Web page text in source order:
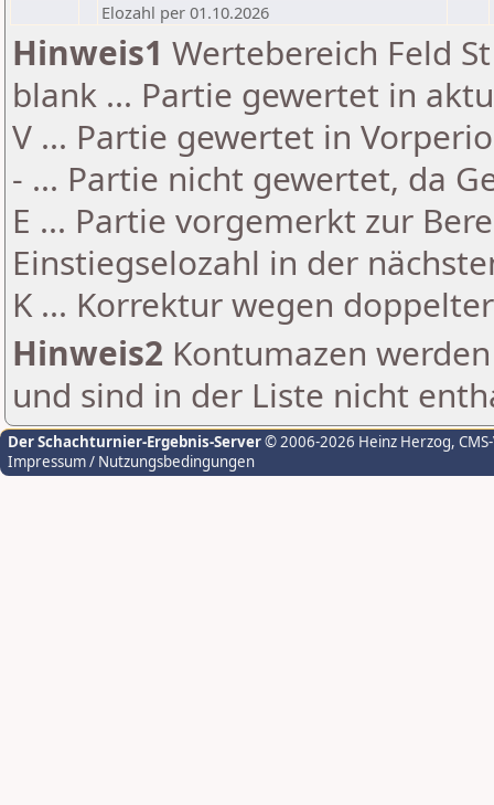
Elozahl per 01.10.2026
Hinweis1 Wertebereich Feld
blank ... Partie gewertet in
V ... Partie gewertet in
- ... Partie nicht gewertet, da
E ... Partie vorgemerkt zur
Einstiegselozahl in der
K ... Korrektur wegen
Hinweis2 Kontumazen
und sind in der Liste nicht
Der Schachturnier-Ergebnis-Server© 2006-2026 Heinz Herzog,
Impressum / Nutzungsbedingungen